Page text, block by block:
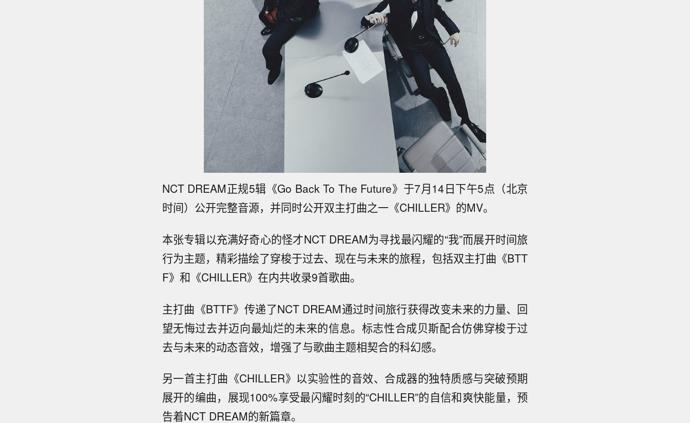
NCT DREAM正规5辑《Go Back To The Future》于7月14日下午5点（北京
时间）公开完整音源，并同时公开双主打曲之一《CHILLER》的MV。
本张专辑以充满好奇心的怪才NCT DREAM为寻找最闪耀的“我”而展开时间旅
行为主题，精彩描绘了穿梭于过去、现在与未来的旅程，包括双主打曲《BTT
F》和《CHILLER》在内共收录9首歌曲。
主打曲《BTTF》传递了NCT DREAM通过时间旅行获得改变未来的力量、回
望无悔过去并迈向最灿烂的未来的信息。标志性合成贝斯配合仿佛穿梭于过
去与未来的动态音效，增强了与歌曲主题相契合的科幻感。
另一首主打曲《CHILLER》以实验性的音效、合成器的独特质感与突破预期
展开的编曲，展现100%享受最闪耀时刻的“CHILLER”的自信和爽快能量，预
告着NCT DREAM的新篇章。